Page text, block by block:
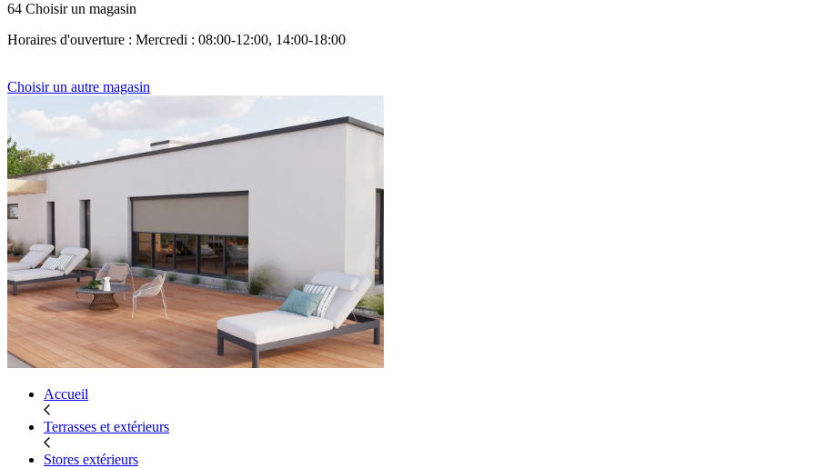
64 Choisir un magasin
Horaires d'ouverture : Mercredi : 08:00-12:00, 14:00-18:00
Choisir un autre magasin
Accueil
Terrasses et extérieurs
Stores extérieurs